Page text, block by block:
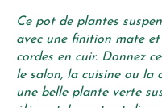
Ce pot de plantes
avec une finition mate
cordes en cuir. Donnez
le salon, la cuisine ou la
une belle plante verte